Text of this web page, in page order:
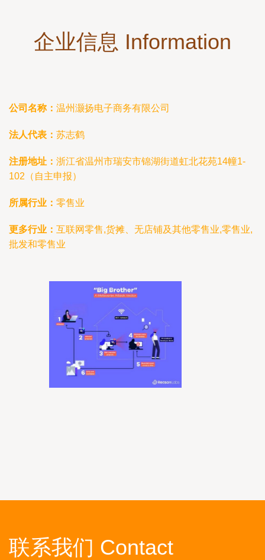
企业信息 Information
公司名称： 温州灏扬电子商务有限公司
法人代表： 苏志鹤
注册地址： 浙江省温州市瑞安市锦湖街道虹北花苑14幢1-
102（自主申报）
所属行业： 零售业
更多行业： 互联网零售,货摊、无店铺及其他零售业,零售业,
批发和零售业
联系我们 Contact